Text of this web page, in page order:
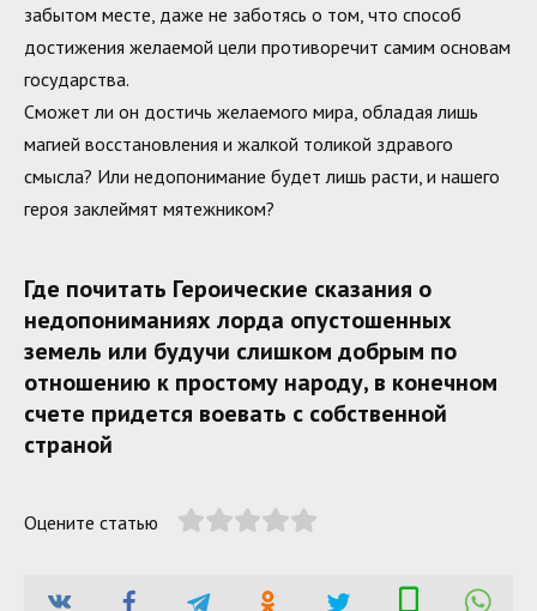
забытом месте, даже не заботясь о том, что способ
достижения желаемой цели противоречит самим основам
государства.
Сможет ли он достичь желаемого мира, обладая лишь
магией восстановления и жалкой толикой здравого
смысла? Или недопонимание будет лишь расти, и нашего
героя заклеймят мятежником?
Где почитать Героические сказания о
недопониманиях лорда опустошенных
земель или будучи слишком добрым по
отношению к простому народу, в конечном
счете придется воевать с собственной
страной
Оцените статью